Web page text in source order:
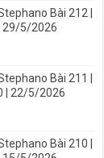
Bài 212 |
29/5/2026
Bài 211 |
| 22/5/2026
Bài 210 |